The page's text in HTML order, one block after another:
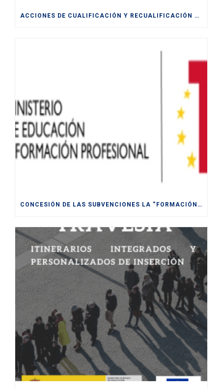
ACCIONES DE CUALIFICACIÓN Y RECUALIFICACIÓN DE POBLACIÓN ACTIVA.
CONCESIÓN DE LAS SUBVENCIONES LA “FORMACIÓN MODULAR DESTINADA A LA CUALIFICACIÓN Y RECUALIFICACIÓN DE LA POBLACIÓN ACTIVA, FINANCIADAS POR LA UE- NEXT